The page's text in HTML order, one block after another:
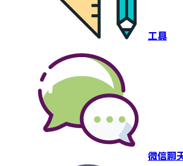
工具
微信聊